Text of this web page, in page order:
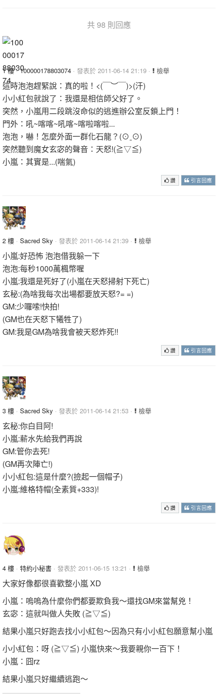
共 98 則回應
1 樓·100000178803074 · 發表於 2011-06-14 21:19 · 檢舉
這時泡泡趕緊說：真的啦！<(￣︶￣)>(汗)
小小紅包就說了：我還是相信師父好了。
突然，小嵐用二段跳沒命似的逃進辦公室反鎖上門！
門外：吼~喀喀~吼喀~喀啦喀啦...
泡泡，嚇！怎麼外面一群化石龍？(⊙ˍ⊙)
突然聽到魔女玄宓的聲音：天怒!(≧▽≦)
小嵐：其實是...(喘氣)
讚 引言回應
2 樓 · Sacred Sky · 發表於 2011-06-14 21:39 · 檢舉
小嵐:好恐怖 泡泡借我躲一下
泡泡:每秒1000萬楓幣喔
小嵐:我還是死好了(小嵐在天怒掃射下死亡)
玄秘:(為啥我每次出場都要放天怒?= =)
GM:少囉嗦!快拍!
(GM也在天怒下犧牲了)
GM:我是GM為啥我會被天怒炸死!!
讚 引言回應
3 樓 · Sacred Sky · 發表於 2011-06-14 21:53 · 檢舉
玄秘:你白目阿!
小嵐:薪水先給我們再說
GM:管你去死!
(GM再次陣亡!)
小小紅包:這是什麼?(撿起一個帽子)
小嵐:維格特帽(全素質+333)!
讚 引言回應
4 樓 · 特約小秘書 · 發表於 2011-06-15 13:21 · 檢舉
大家好像都很喜歡整小嵐 XD
小嵐：嗚嗚為什麼你們都要欺負我～還找GM來當幫兇！
玄宓：這就叫做人失敗 (≧▽≦)
結果小嵐只好跑去找小小紅包～因為只有小小紅包願意幫小嵐
小小紅包：呀 (≧▽≦) 小嵐快來～我要親你一百下！
小嵐：囧rz
結果小嵐只好繼續逃跑～